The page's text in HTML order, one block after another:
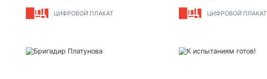
ЦИФРОВОЙ ПЛАКАТ ЦИФРОВОЙ ПЛАКАТ
Бригадир Платунова К испытаниям готов!